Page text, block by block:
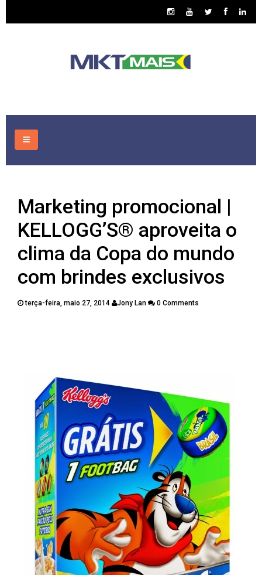
CONSULTORIA
ASSUNTOS
PUBLICAÇÕES
Marketing promocional |
KELLOGG’S® aproveita o
clima da Copa do mundo
com brindes exclusivos
terça-feira, maio 27, 2014 Jony Lan 0 Comments